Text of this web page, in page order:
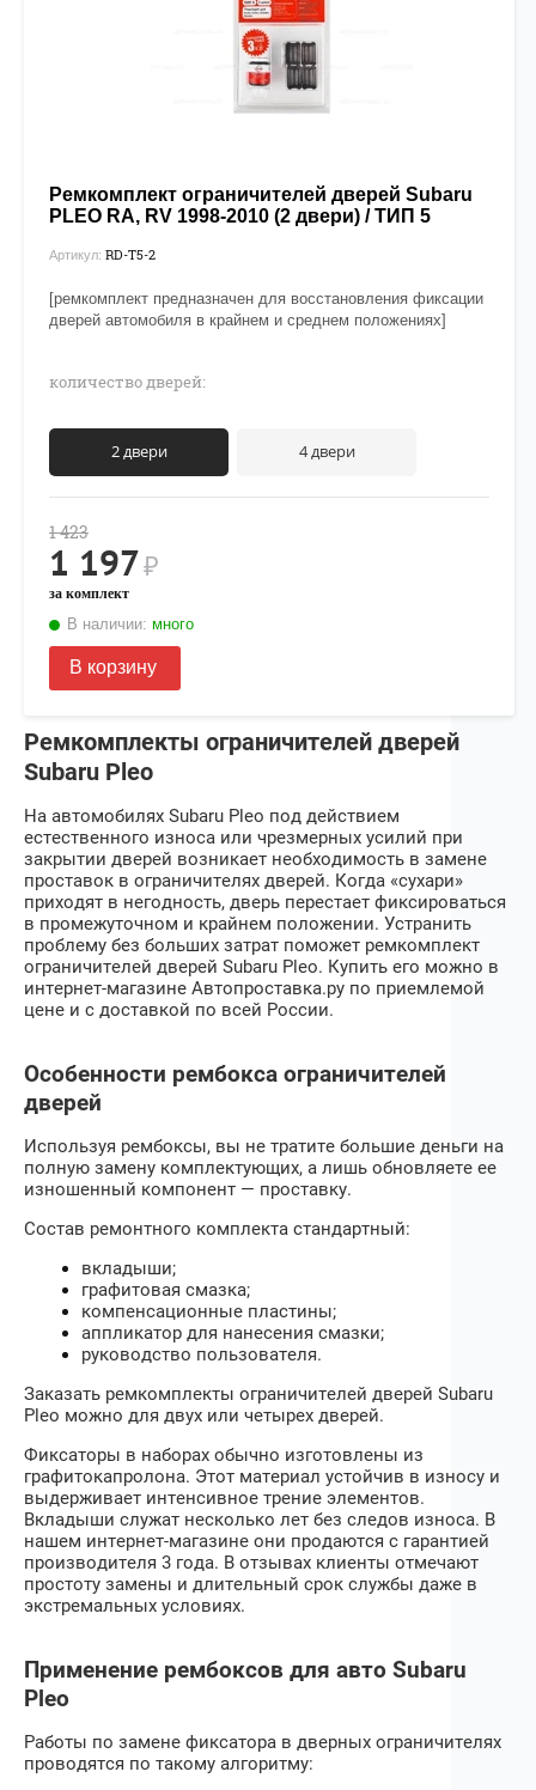
Ремкомплект ограничителей дверей Subaru
PLEO RA, RV 1998-2010 (2 двери) / ТИП 5
Артикул: RD-T5-2
[ремкомплект предназначен для восстановления фиксации
дверей автомобиля в крайнем и среднем положениях]
количество дверей:
2 двери 4 двери
1 423
1 197₽
за комплект
В наличии: много
В корзину
Ремкомплекты ограничителей дверей
Subaru Pleo
На автомобилях Subaru Pleo под действием
естественного износа или чрезмерных усилий при
закрытии дверей возникает необходимость в замене
проставок в ограничителях дверей. Когда «сухари»
приходят в негодность, дверь перестает фиксироваться
в промежуточном и крайнем положении. Устранить
проблему без больших затрат поможет ремкомплект
ограничителей дверей Subaru Pleo. Купить его можно в
интернет-магазине Автопроставка.ру по приемлемой
цене и с доставкой по всей России.
Особенности рембокса ограничителей
дверей
Используя рембоксы, вы не тратите большие деньги на
полную замену комплектующих, а лишь обновляете ее
изношенный компонент — проставку.
Состав ремонтного комплекта стандартный:
вкладыши;
графитовая смазка;
компенсационные пластины;
аппликатор для нанесения смазки;
руководство пользователя.
Заказать ремкомплекты ограничителей дверей Subaru
Pleo можно для двух или четырех дверей.
Фиксаторы в наборах обычно изготовлены из
графитокапролона. Этот материал устойчив в износу и
выдерживает интенсивное трение элементов.
Вкладыши служат несколько лет без следов износа. В
нашем интернет-магазине они продаются с гарантией
производителя 3 года. В отзывах клиенты отмечают
простоту замены и длительный срок службы даже в
экстремальных условиях.
Применение рембоксов для авто Subaru
Pleo
Работы по замене фиксатора в дверных ограничителях
проводятся по такому алгоритму: